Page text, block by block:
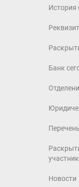
История
Банк
Новости